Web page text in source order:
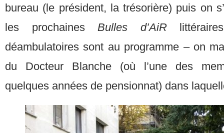
bureau (le président, la trésorière) puis on
les prochaines Bulles d’AiR
déambulatoires sont au programme – on
du Docteur Blanche (où l’une des
quelques années de pensionnat) dans